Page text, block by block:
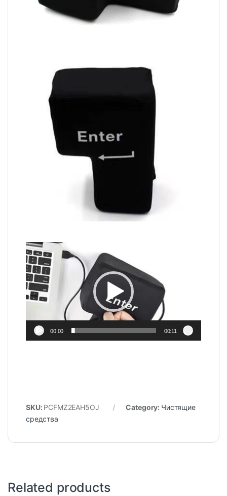
Video
Player
00:00 00:11
SKU: PCFMZ2EAH5OJ Category: Чистящие
средства
Related products